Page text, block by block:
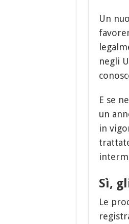
Un
negli
E se
un
in
Sì,
Le